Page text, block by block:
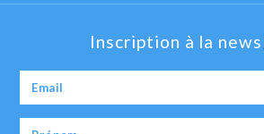
Inscription à la